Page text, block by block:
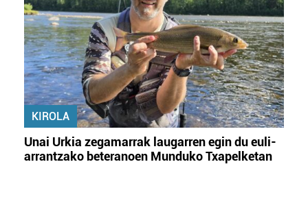
KIROLA
Unai Urkia zegamarrak laugarren egin du euli-
arrantzako beteranoen Munduko Txapelketan